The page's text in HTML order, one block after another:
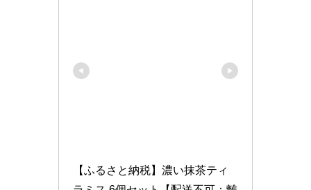
【ふるさと納税】濃い抹茶ティ